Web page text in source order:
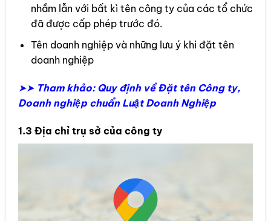
nhầm lẫn với bất kì tên công ty của các tổ chức
đã được cấp phép trước đó.
Tên doanh nghiệp và những lưu ý khi đặt tên
doanh nghiệp
➤➤ Tham khảo: Quy định về Đặt tên Công ty,
Doanh nghiệp chuẩn Luật Doanh Nghiệp
1.3 Địa chỉ trụ sở của công ty